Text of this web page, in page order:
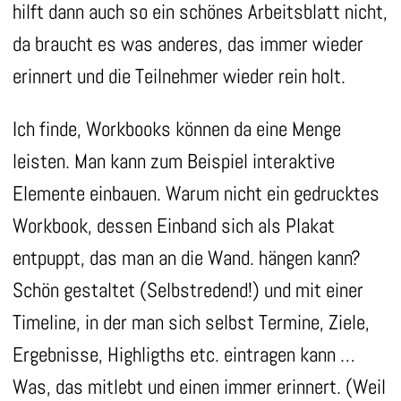
hilft dann auch so ein schönes Arbeitsblatt nicht,
da braucht es was anderes, das immer wieder
erinnert und die Teilnehmer wieder rein holt.
Ich finde, Workbooks können da eine Menge
leisten. Man kann zum Beispiel interaktive
Elemente einbauen. Warum nicht ein gedrucktes
Workbook, dessen Einband sich als Plakat
entpuppt, das man an die Wand. hängen kann?
Schön gestaltet (Selbstredend!) und mit einer
Timeline, in der man sich selbst Termine, Ziele,
Ergebnisse, Highligths etc. eintragen kann …
Was, das mitlebt und einen immer erinnert. (Weil